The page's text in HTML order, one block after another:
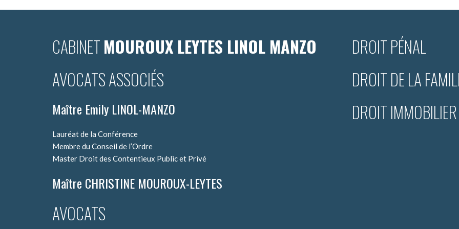
CABINETMOUROUX LEYTES LINOL MANZO
AVOCATS ASSOCIÉS
Maître Emily LINOL-MANZO
Lauréat de la Conférence
Membre du Conseil de l’Ordre
Master Droit des Contentieux Public et Privé
Maître CHRISTINE MOUROUX-LEYTES
AVOCATS
DROIT PÉNAL
DROIT DE LA
DROIT IMMOBILIER